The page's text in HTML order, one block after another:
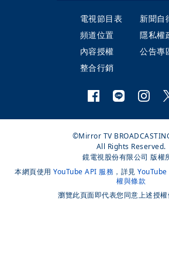
電視節目表
新聞自
頻道位置
隱私權
內容授權
公告專
整合行銷
©Mirror TV
All Rights Reserved.
鏡電視股份有限公司 版權
本網頁使用 YouTube API 服務 ，詳見
權與條款
瀏覽此頁面即代表您同意上述授